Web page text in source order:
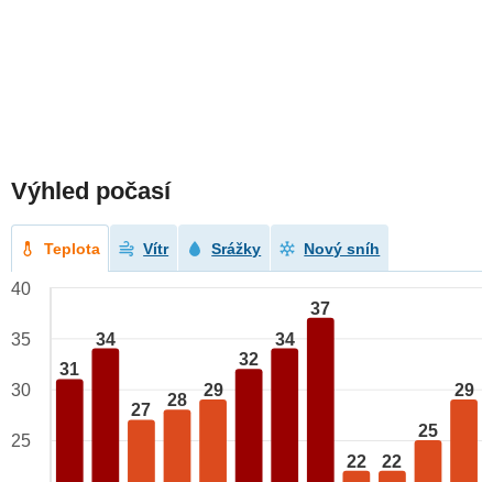
Výhled počasí
Teplota Vítr Srážky Nový sníh
31
34
27
28
29
32
34
37
22 22
25
29
40
35
30
25